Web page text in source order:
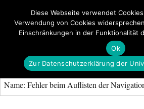
GeoGREIF
Name: Fehler beim Auflisten der
Diese Webseite verwendet
Verwendung von Cookies
Einschränkungen in der Funktionalität
Ok
Zur Datenschutzerklärung der